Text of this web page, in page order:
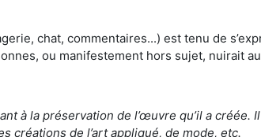
chat, commentaires...) est tenu de
ou manifestement hors sujet, nuirait
à la préservation de l’œuvre qu’il a
créations de l’art appliqué, de mode, etc.